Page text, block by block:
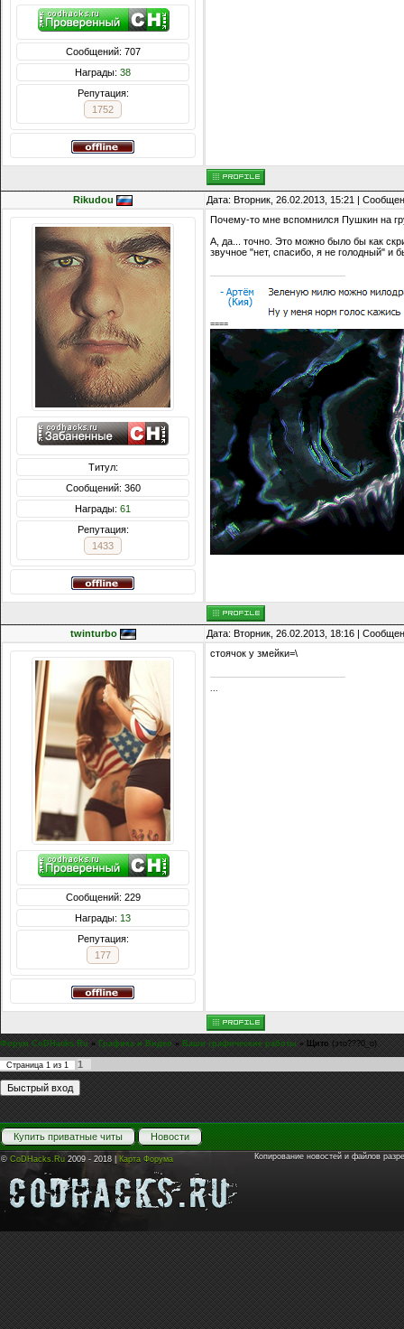
Сообщений: 707
Награды: 38
Репутация:
1752
Rikudou Дата: Вторник, 26.02.2013, 15:21 |
Титул:
Сообщений: 360
Награды: 61
Репутация:
1433
Почему-то мне вспомнился Пушкин на
А, да... точно. Это можно было бы как
звучное "нет, спасибо, я не голодный" и
====
twinturbo Дата: Вторник, 26.02.2013, 18:16 |
Сообщений: 229
Награды: 13
Репутация:
177
стоячок у змейки=\
Форум CoDHacks.Ru » Графика и Видео » Ваши графические работы » Щито (это???0_o)
Страница 1 из 1 1
Купить приватные читы Новости
© CoDHacks.Ru 2009 - 2018 | Карта Форума Копирование новостей и файлов